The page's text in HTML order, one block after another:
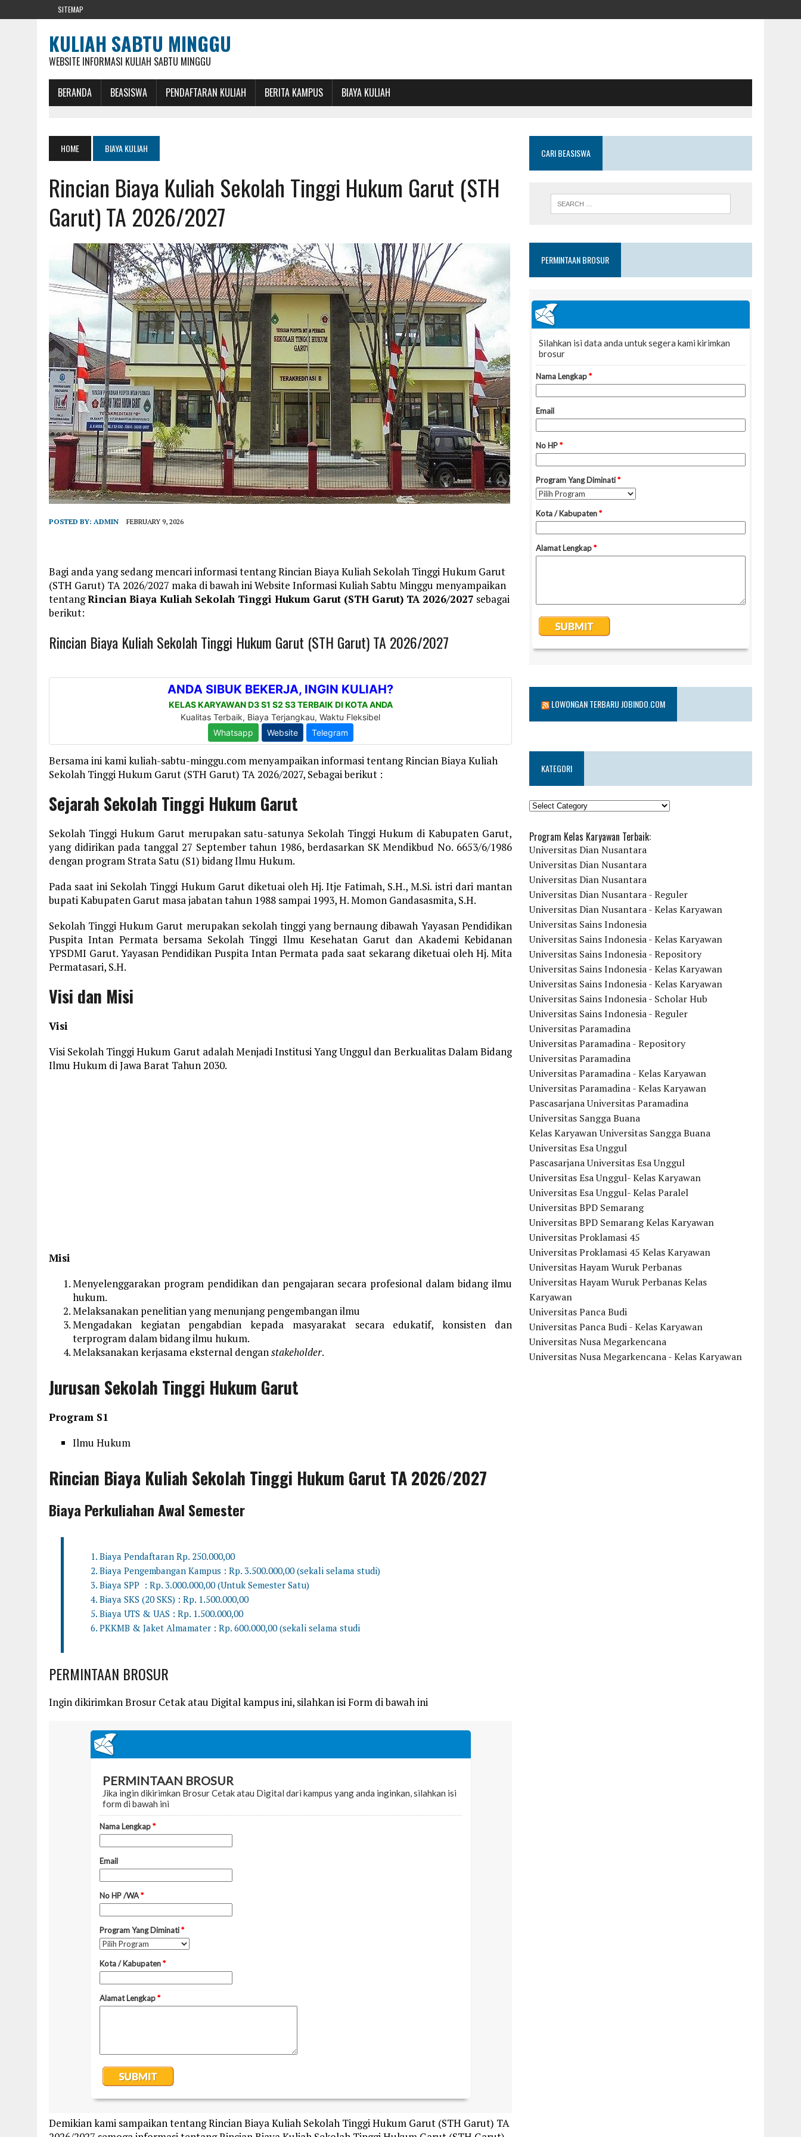
SITEMAP
KULIAH SABTU MINGGU
WEBSITE INFORMASI KULIAH SABTU MINGGU
BERANDA BEASISWA PENDAFTARAN KULIAH BERITA KAMPUS BIAYA KULIAH
HOME BIAYA KULIAH
Rincian Biaya Kuliah Sekolah Tinggi Hukum Garut (STH
Garut) TA 2026/2027
POSTED BY: ADMIN FEBRUARY 9, 2026
Bagi anda yang sedang mencari informasi tentang Rincian Biaya Kuliah Sekolah Tinggi Hukum Garut
(STH Garut) TA 2026/2027 maka di bawah ini Website Informasi Kuliah Sabtu Minggu menyampaikan
tentangRincian Biaya Kuliah Sekolah Tinggi Hukum Garut (STH Garut) TA 2026/2027 sebagai
berikut:
Rincian Biaya Kuliah Sekolah Tinggi Hukum Garut (STH Garut) TA 2026/2027
Bersama ini kami kuliah-sabtu-minggu.com menyampaikan informasi tentang Rincian Biaya Kuliah
Sekolah Tinggi Hukum Garut (STH Garut) TA 2026/2027, Sebagai berikut :
Sejarah Sekolah Tinggi Hukum Garut
Sekolah Tinggi Hukum Garut merupakan satu-satunya Sekolah Tinggi Hukum di Kabupaten Garut,
yang didirikan pada tanggal 27 September tahun 1986, berdasarkan SK Mendikbud No. 6653/6/1986
dengan program Strata Satu (S1) bidang Ilmu Hukum.
Pada saat ini Sekolah Tinggi Hukum Garut diketuai oleh Hj. Itje Fatimah, S.H., M.Si. istri dari mantan
bupati Kabupaten Garut masa jabatan tahun 1988 sampai 1993, H. Momon Gandasasmita, S.H.
Sekolah Tinggi Hukum Garut merupakan sekolah tinggi yang bernaung dibawah Yayasan Pendidikan
Puspita Intan Permata bersama Sekolah Tinggi Ilmu Kesehatan Garut dan Akademi Kebidanan
YPSDMI Garut. Yayasan Pendidikan Puspita Intan Permata pada saat sekarang diketuai oleh Hj. Mita
Permatasari, S.H.
Visi dan Misi
Visi
Visi Sekolah Tinggi Hukum Garut adalah Menjadi Institusi Yang Unggul dan Berkualitas Dalam Bidang
Ilmu Hukum di Jawa Barat Tahun 2030.
Misi
Menyelenggarakan program pendidikan dan pengajaran secara profesional dalam bidang ilmu
hukum.
Melaksanakan penelitian yang menunjang pengembangan ilmu
Mengadakan kegiatan pengabdian kepada masyarakat secara edukatif, konsisten dan
terprogram dalam bidang ilmu hukum.
Melaksanakan kerjasama eksternal denganstakeholder.
Jurusan Sekolah Tinggi Hukum Garut
Program S1
Ilmu Hukum
Rincian Biaya Kuliah Sekolah Tinggi Hukum Garut TA 2026/2027
Biaya Perkuliahan Awal Semester
Biaya Pendaftaran Rp. 250.000,00
Biaya Pengembangan Kampus : Rp. 3.500.000,00 (sekali selama studi)
Biaya SPP : Rp. 3.000.000,00 (Untuk Semester Satu)
Biaya SKS (20 SKS) : Rp. 1.500.000,00
Biaya UTS & UAS : Rp. 1.500.000,00
PKKMB & Jaket Almamater : Rp. 600.000,00 (sekali selama studi
PERMINTAAN BROSUR
Ingin dikirimkan Brosur Cetak atau Digital kampus ini, silahkan isi Form di bawah ini
Demikian kami sampaikan tentang Rincian Biaya Kuliah Sekolah Tinggi Hukum Garut (STH Garut) TA
CARI BEASISWA
PERMINTAAN BROSUR
LOWONGAN TERBARU JOBINDO.COM
KATEGORI
KATEGORI
Program Kelas Karyawan Terbaik:
Universitas Dian Nusantara
Universitas Dian Nusantara
Universitas Dian Nusantara
Universitas Dian Nusantara - Reguler
Universitas Dian Nusantara - Kelas Karyawan
Universitas Sains Indonesia
Universitas Sains Indonesia - Kelas Karyawan
Universitas Sains Indonesia - Repository
Universitas Sains Indonesia - Kelas Karyawan
Universitas Sains Indonesia - Kelas Karyawan
Universitas Sains Indonesia - Scholar Hub
Universitas Sains Indonesia - Reguler
Universitas Paramadina
Universitas Paramadina - Repository
Universitas Paramadina
Universitas Paramadina - Kelas Karyawan
Universitas Paramadina - Kelas Karyawan
Pascasarjana Universitas Paramadina
Universitas Sangga Buana
Kelas Karyawan Universitas Sangga Buana
Universitas Esa Unggul
Pascasarjana Universitas Esa Unggul
Universitas Esa Unggul- Kelas Karyawan
Universitas Esa Unggul- Kelas Paralel
Universitas BPD Semarang
Universitas BPD Semarang Kelas Karyawan
Universitas Proklamasi 45
Universitas Proklamasi 45 Kelas Karyawan
Universitas Hayam Wuruk Perbanas
Universitas Hayam Wuruk Perbanas Kelas
Karyawan
Universitas Panca Budi
Universitas Panca Budi - Kelas Karyawan
Universitas Nusa Megarkencana
Universitas Nusa Megarkencana - Kelas Karyawan